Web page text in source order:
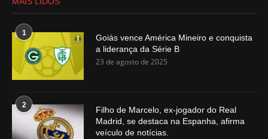
1
Goiás vence América Mineiro e conquista
a liderança da Série B
23 de agosto de 2025
2
Filho de Marcelo, ex-jogador do Real
Madrid, se destaca na Espanha, afirma
veículo de notícias.